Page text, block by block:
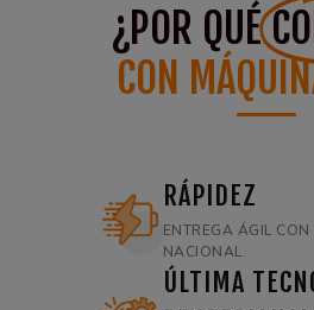
¿POR QUÉ
CON
RÁPIDEZ
ENTREGA ÁGIL CON
NACIONAL.
ÚLTIMA